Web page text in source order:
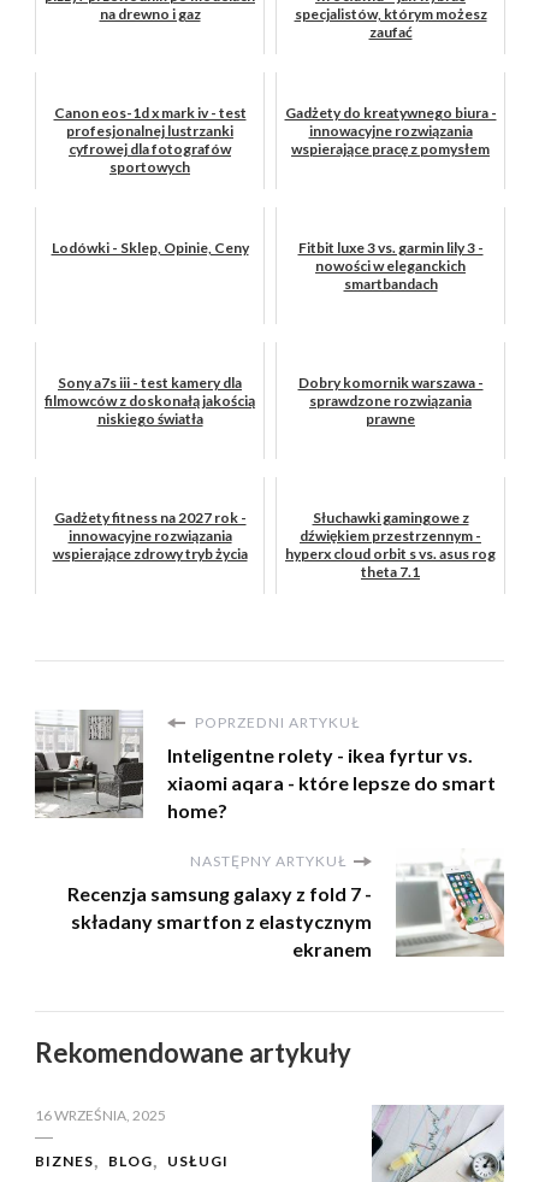
na drewno i gaz
specjalistów, którym możesz
zaufać
Canon eos-1d x mark iv - test
profesjonalnej lustrzanki
cyfrowej dla fotografów
sportowych
Gadżety do kreatywnego biura -
innowacyjne rozwiązania
wspierające pracę z pomysłem
Lodówki - Sklep, Opinie, Ceny
Fitbit luxe 3 vs. garmin lily 3 -
nowości w eleganckich
smartbandach
Sony a7s iii - test kamery dla
filmowców z doskonałą jakością
niskiego światła
Dobry komornik warszawa -
sprawdzone rozwiązania
prawne
Gadżety fitness na 2027 rok -
innowacyjne rozwiązania
wspierające zdrowy tryb życia
Słuchawki gamingowe z
dźwiękiem przestrzennym -
hyperx cloud orbit s vs. asus rog
theta 7.1
POPRZEDNI ARTYKUŁ
Inteligentne rolety - ikea fyrtur vs.
xiaomi aqara - które lepsze do smart
home?
NASTĘPNY ARTYKUŁ
Recenzja samsung galaxy z fold 7 -
składany smartfon z elastycznym
ekranem
Rekomendowane artykuły
16 WRZEŚNIA, 2025
BIZNES BLOG USŁUGI